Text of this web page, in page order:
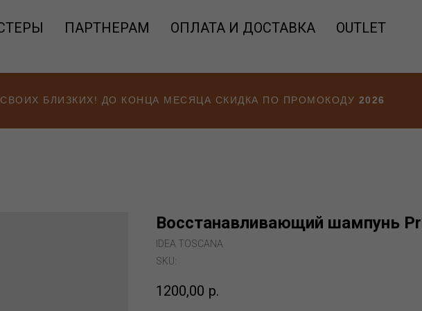
ПАРТНЕРАМ ОПЛАТА И ДОСТАВКА OUTLET
БЛИЗКИХ! ДО КОНЦА МЕСЯЦА СКИДКА ПО ПРОМОКОДУ 2026
Восстанавливающий шампунь
IDEA TOSCANA
SKU:
1200,00 р.